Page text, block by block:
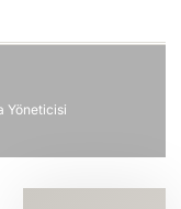
Yöneticisi